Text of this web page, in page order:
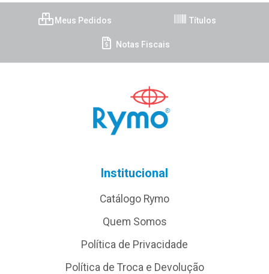
Meus Pedidos Títulos
Notas Fiscais
Institucional
Catálogo Rymo
Quem Somos
Política de Privacidade
Política de Troca e Devolução